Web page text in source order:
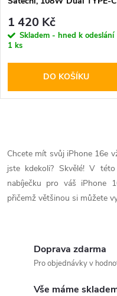
1 420 Kč
Skladem - hned k odeslání
1 ks
DO KOŠÍKU
v
l
á
Chcete mít svůj iPhone 16e
jste kdekoli? Skvělé! V
nabíječku pro váš iPhone
přičemž většinou si můžete
Doprava zdarma
Pro objednávky v
Vše máme